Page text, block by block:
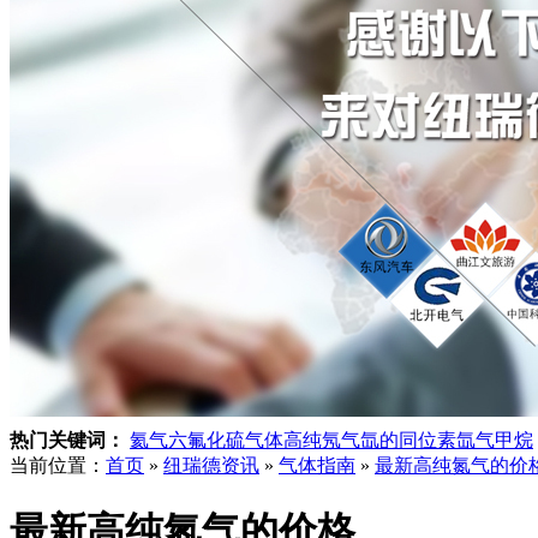
热门关键词： 氦气六氟化硫气体高纯氖气氙的同位素氙气甲烷
当前位置： 首页 » 纽瑞德资讯 » 气体指南 » 最新高纯氮气的价